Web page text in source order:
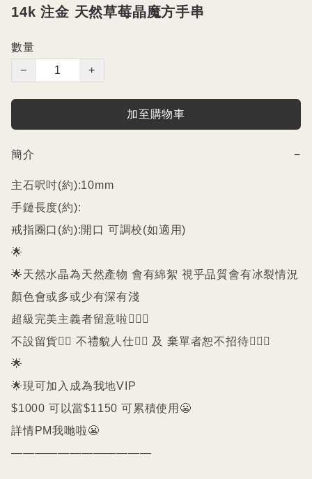
14k 注金 天然草莓晶魔方手串
數量
−
+
加至購物車
簡介 −
主石呎吋(約):10mm
手鏈長度(約):
戒指圈口(約):開口 可調校(如適用)
🌟
🌟天然水晶為天然產物 會有綿絮 視乎品質會有冰裂情況
顏色會或多或少有深有淺
超級完美主義者留意啦🙇🏻‍♀️
不設留貨🙅‍♀️ 不禮貌人仕🙅‍♀️ 及 棄單者恕不招待🙇🏻‍♀️
🌟
🌟現可加入成為我地VIP
$1000 可以當$1150 可累積使用😬
詳情PM我哋啦😬